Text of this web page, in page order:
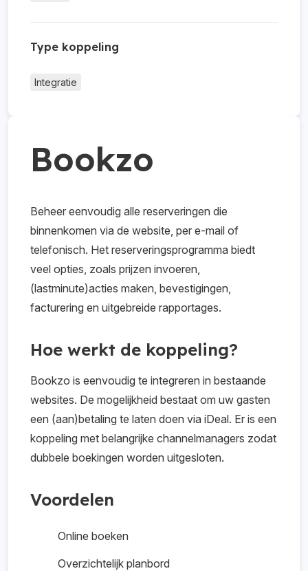
Type koppeling
Integratie
Bookzo
Beheer eenvoudig alle reserveringen die
binnenkomen via de website, per e-mail of
telefonisch. Het reserveringsprogramma biedt
veel opties, zoals prijzen invoeren,
(lastminute)acties maken, bevestigingen,
facturering en uitgebreide rapportages.
Hoe werkt de koppeling?
Bookzo is eenvoudig te integreren in bestaande
websites. De mogelijkheid bestaat om uw gasten
een (aan)betaling te laten doen via iDeal. Er is een
koppeling met belangrijke channelmanagers zodat
dubbele boekingen worden uitgesloten.
Voordelen
Online boeken
Overzichtelijk planbord